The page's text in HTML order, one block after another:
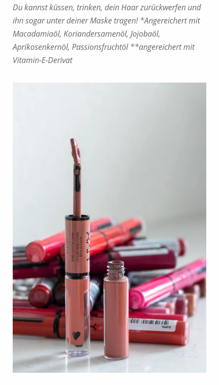
Du kannst küssen, trinken, dein Haar zurückwerfen und
ihn sogar unter deiner Maske tragen! *Angereichert mit
Macadamiaöl, Koriandersamenöl, Jojobaöl,
Aprikosenkernöl, Passionsfruchtöl **angereichert mit
Vitamin-E-Derivat